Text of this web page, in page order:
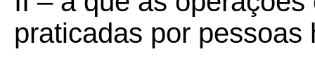
praticadas por